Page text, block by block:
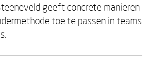
geeft concrete manieren
toe te passen in teams